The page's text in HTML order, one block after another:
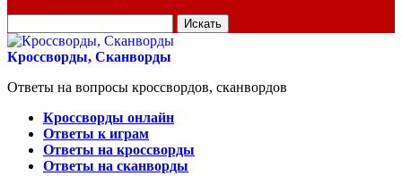
для:
Кроссворды, Сканворды
Ответы на вопросы кроссвордов, сканвордов
Кроссворды онлайн
Ответы к играм
Ответы на кроссворды
Ответы на сканворды